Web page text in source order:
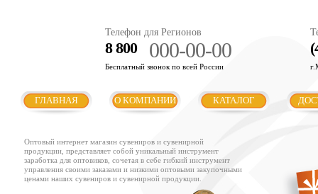
Телефон для Регионов
8 800 000-00-00
Бесплатный звонок по всей России
ГЛАВНАЯ О КОМПАНИИ КАТАЛОГ
Оптовый интернет магазин сувениров и сувенирной
продукции, представляет собой уникальный инструмент
заработка для оптовиков, сочетая в себе гибкий инструмент
управления своими заказами и низкими оптовыми закупочными
ценами наших сувениров и сувенирной продукции.